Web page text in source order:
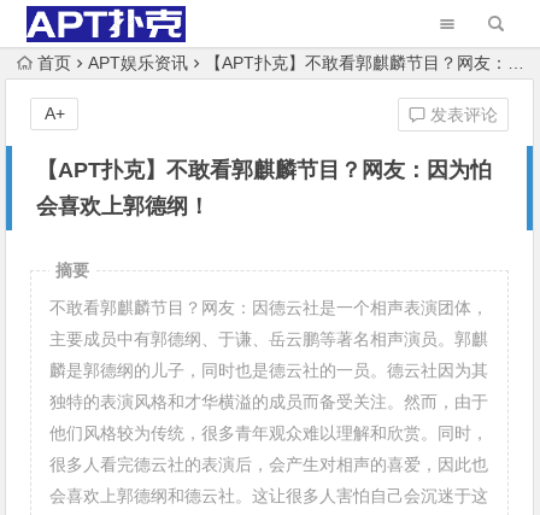
首页 APT娱乐资讯 【APT扑克】不敢看郭麒麟节目？网友：因为怕会喜欢上郭德纲！
【APT扑克】不敢看郭麒麟节目？网友：因为怕
会喜欢上郭德纲！
发表评论
A+
摘要
不敢看郭麒麟节目？网友：因德云社是一个相声表演团体，
主要成员中有郭德纲、于谦、岳云鹏等著名相声演员。郭麒
麟是郭德纲的儿子，同时也是德云社的一员。德云社因为其
独特的表演风格和才华横溢的成员而备受关注。然而，由于
他们风格较为传统，很多青年观众难以理解和欣赏。同时，
很多人看完德云社的表演后，会产生对相声的喜爱，因此也
会喜欢上郭德纲和德云社。这让很多人害怕自己会沉迷于这